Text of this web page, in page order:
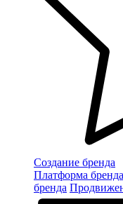
Создание бренда
Платформа бренда
бренда